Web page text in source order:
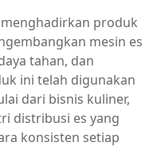
produk
mesin es
tahan, dan
ini telah digunakan
dari bisnis kuliner,
distribusi es yang
konsisten setiap